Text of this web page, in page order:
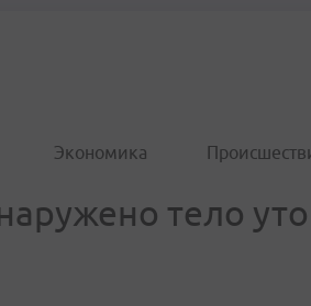
Экономика
тело